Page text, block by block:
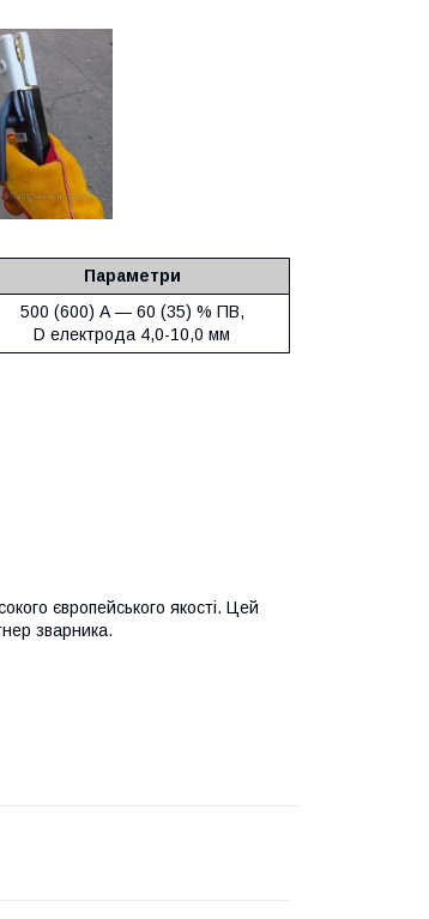
Параметри
500 (600) А — 60 (35) % ПВ,
D електрода 4,0-10,0 мм
європейського якості. Цей
зварника.